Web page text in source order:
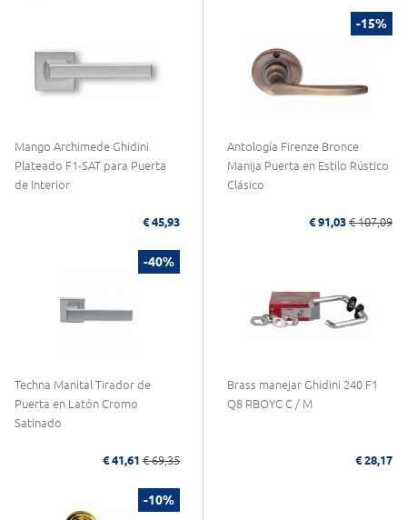
Mango Archimede Ghidini
Plateado F1-SAT para Puerta
de Interior
€ 45,93
-15%
Antología Firenze Bronce
Manija Puerta en Estilo Rústico
Clásico
€ 91,03 € 107,09
-40%
Techna Manital Tirador de
Puerta en Latón Cromo
Satinado
€ 41,61 € 69,35
Brass manejar Ghidini 240 F1
Q8 RBOYC C / M
€ 28,17
-10%